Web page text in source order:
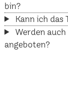
bin?
Kann ich das
Werden
angeboten?